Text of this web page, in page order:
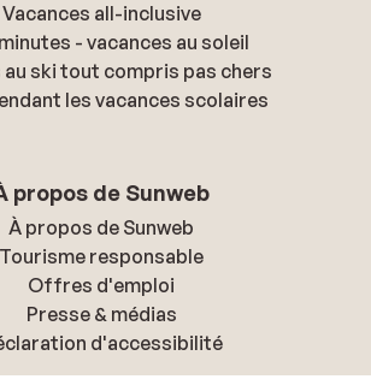
Vacances all-inclusive
- vacances au soleil
au ski tout compris pas chers
les vacances scolaires
propos de Sunweb
À propos de Sunweb
Tourisme responsable
Offres d'emploi
Presse & médias
d'accessibilité